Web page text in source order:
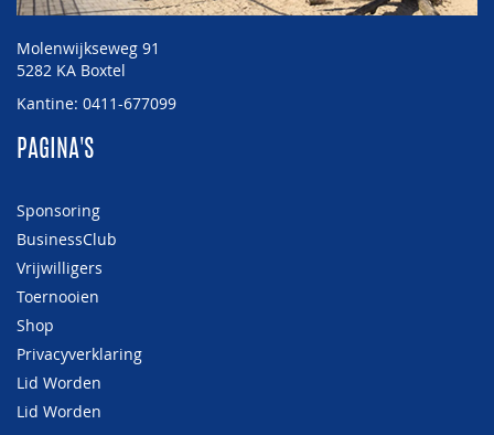
Molenwijkseweg 91
5282 KA Boxtel
Kantine: 0411-677099
PAGINA'S
Sponsoring
BusinessClub
Vrijwilligers
Toernooien
Shop
Privacyverklaring
Lid Worden
Lid Worden